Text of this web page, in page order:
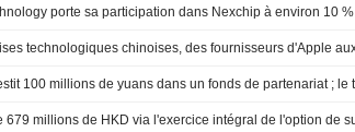
porte sa participation dans Nexchip à environ 10 %